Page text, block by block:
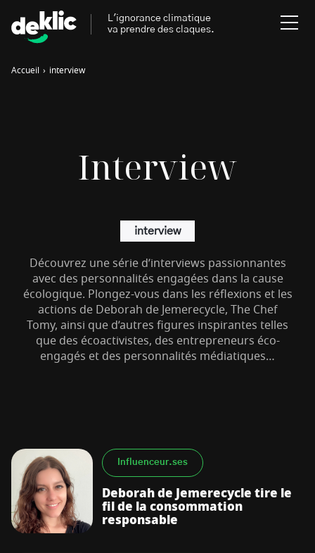
Accueil › interview
Interview
interview
Découvrez une série d’interviews passionnantes
avec des personnalités engagées dans la cause
écologique. Plongez-vous dans les réflexions et les
actions de Deborah de Jemerecycle, The Chef
Tomy, ainsi que d’autres figures inspirantes telles
que des écoactivistes, des entrepreneurs éco-
engagés et des personnalités médiatiques…
Influenceur.ses
Deborah de Jemerecycle tire le
fil de la consommation
responsable
L'ignorance climatique
va prendre des claques.
Aides, bons plans & cie
Gestes écologiques
Inspiré.es inspirant.es
interview influenceur.se